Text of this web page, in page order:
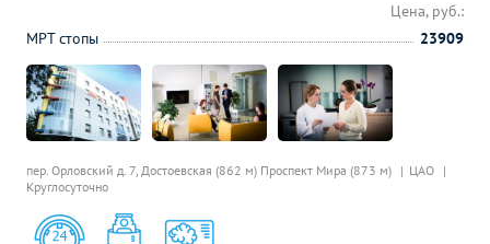
пер. Орловский д. 7, Достоевская (862 м) Проспект Мира (873 м)
ЦАО
Круглосуточно
Цена, руб.:
МРТ стопы
23909